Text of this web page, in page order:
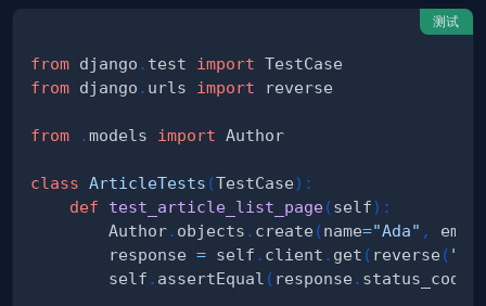
测试
from django . test import
from django . urls import
from .models import
class ArticleTests (TestCase) :
def
test_article_list_page(self) :
        Author
. objects . create (name="Ada" ,
        response
= self . client . get ( reverse (
        self
. assertEqual ( response . status_code